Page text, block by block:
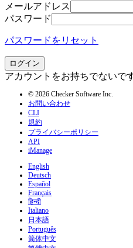
メールアドレス
パスワード
パスワードをリセット
ログイン
アカウントをお持ちでないで
© 2026 Checker Software Inc.
お問い合わせ
CLI
規約
プライバシーポリシー
API
iManage
English
Deutsch
Español
Français
हिन्दी
Italiano
日本語
Português
简体中文